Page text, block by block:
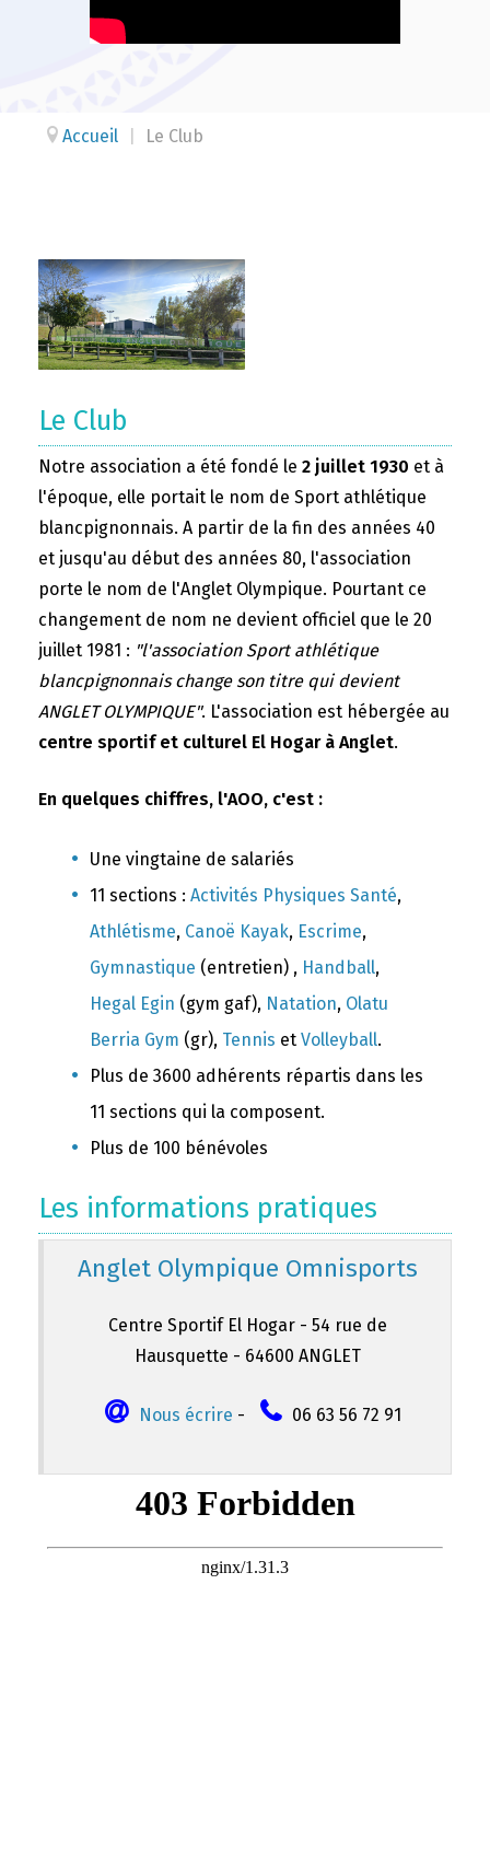
Accueil Le Club
Le Club
Notre association a été fondé le 2 juillet 1930 et à
l'époque, elle portait le nom de Sport athlétique
blancpignonnais. A partir de la fin des années 40
et jusqu'au début des années 80, l'association
porte le nom de l'Anglet Olympique. Pourtant ce
changement de nom ne devient officiel que le 20
juillet 1981 : "l'association Sport athlétique
blancpignonnais change son titre qui devient
ANGLET OLYMPIQUE". L'association est hébergée au
centre sportif et culturel El Hogar à Anglet.
En quelques chiffres, l'AOO, c'est :
Une vingtaine de salariés
11 sections : Activités Physiques Santé,
Athlétisme, Canoë Kayak, Escrime,
Gymnastique (entretien) , Handball,
Hegal Egin (gym gaf), Natation, Olatu
Berria Gym (gr), Tennis et Volleyball.
Plus de 3600 adhérents répartis dans les
11 sections qui la composent.
Plus de 100 bénévoles
Les informations pratiques
Anglet Olympique Omnisports
Centre Sportif El Hogar - 54 rue de
Hausquette - 64600 ANGLET
Nous écrire - 06 63 56 72 91